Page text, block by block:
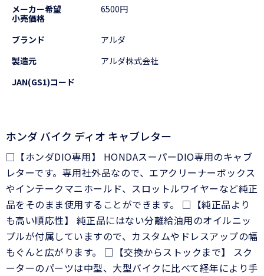
メーカー希望
小売価格
6500円
ブランド
アルダ
製造元
アルダ株式会社
JAN(GS1)コード
ホンダ バイク ディオ キャブレター
□【ホンダDIO専用】 HONDAスーパーDIO専用のキャブ
レターです。専用社外品なので、エアクリーナーボックス
やインテークマニホールド、スロットルワイヤーなど純正
品をそのまま使用することができます。 □【純正品より
も高い順応性】 純正品にはない分離給油用のオイルニッ
プルが付属していますので、カスタムやドレスアップの幅
もぐんと広がります。 □【交換からストックまで】 スク
ーターのパーツは中型、大型バイクに比べて経年により手